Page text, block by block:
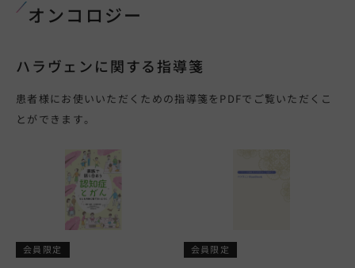
オンコロジー
ハラヴェンに関する指導箋
患者様にお使いいただくための指導箋をPDFでご覧いただくこ
とができます。
会員限定 会員限定